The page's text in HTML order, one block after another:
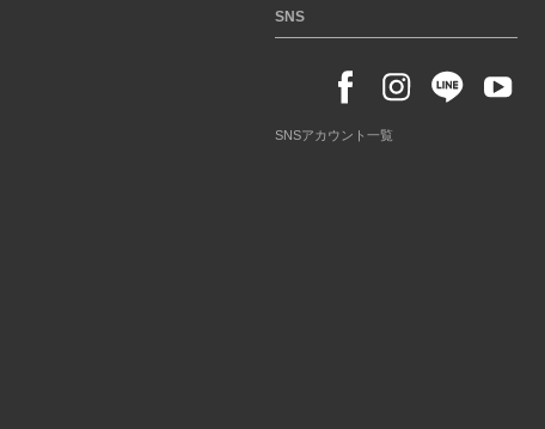
SNS
SNSアカウント一覧